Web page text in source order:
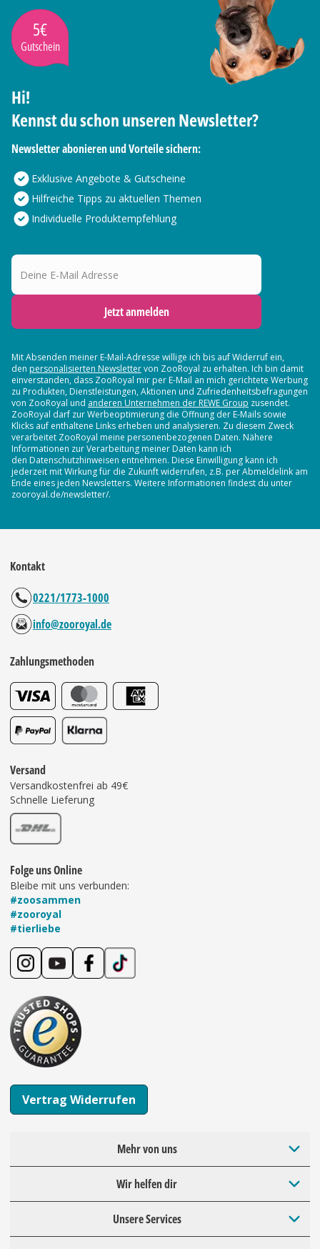
5€
Gutschein
Hi!
Kennst du schon unseren Newsletter?
Newsletter abonieren und Vorteile sichern:
Exklusive Angebote & Gutscheine
Hilfreiche Tipps zu aktuellen Themen
Individuelle Produktempfehlung
Deine E-Mail Adresse
Jetzt anmelden
Mit Absenden meiner E-Mail-Adresse willige ich bis auf Widerruf ein,
den personalisierten Newslettervon ZooRoyal zu erhalten. Ich bin damit
einverstanden, dass ZooRoyal mir per E-Mail an mich gerichtete Werbung
zu Produkten, Dienstleistungen, Aktionen und Zufriedenheitsbefragungen
von ZooRoyal und anderen Unternehmen der REWE Group zusendet.
ZooRoyal darf zur Werbeoptimierung die Öffnung der E-Mails sowie
Klicks auf enthaltene Links erheben und analysieren. Zu diesem Zweck
verarbeitet ZooRoyal meine personenbezogenen Daten. Nähere
Informationen zur Verarbeitung meiner Daten kann ich
den Datenschutzhinweisen entnehmen. Diese Einwilligung kann ich
jederzeit mit Wirkung für die Zukunft widerrufen, z.B. per Abmeldelink am
Ende eines jeden Newsletters. Weitere Informationen findest du unter
zooroyal.de/newsletter/.
Kontakt
0221/1773-1000
info@zooroyal.de
Zahlungsmethoden
Versand
Versandkostenfrei ab 49€
Schnelle Lieferung
Folge uns Online
Bleibe mit uns verbunden:
#zoosammen
#zooroyal
#tierliebe
Vertrag Widerrufen
Mehr von uns
Wir helfen dir
Unsere Services